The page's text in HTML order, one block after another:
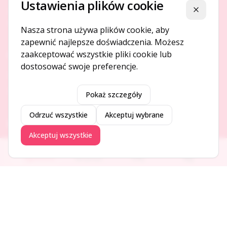
Platforma ogłoszeń i firm, która łączy ludzi i rozwija biznes
O NAS
DODAJ I PROMUJ
Dodaj ogłoszenie
Dodaj firmę
Ogłoszenia Aktualności Firmy Blog
Ustawienia plików cookie Zamknij
Nasza strona używa plików cookie, aby
zapewnić najlepsze doświadczenia. Możesz
zaakceptować wszystkie pliki cookie lub
dostosować swoje preferencje.
Pokaż szczegóły
Odrzuć wszystkie Akceptuj wybrane
Akceptuj wszystkie